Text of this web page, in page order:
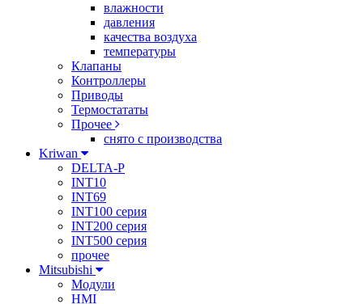
влажности
давления
качества воздуха
температуры
Клапаны
Контроллеры
Приводы
Термостататы
Прочее
снято с производства
Kriwan
DELTA-P
INT10
INT69
INT100 серия
INT200 серия
INT500 серия
прочее
Mitsubishi
Модули
HMI